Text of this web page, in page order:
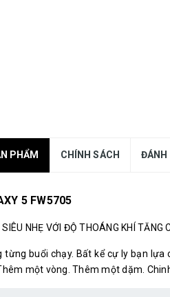
PHẨM CHÍNH SÁCH ĐÁNH
5 FW5705
NHẸ VỚI ĐỘ THOÁNG KHÍ TĂNG
từng buổi chạy. Bất kể cự ly bạn
một vòng. Thêm một dặm.